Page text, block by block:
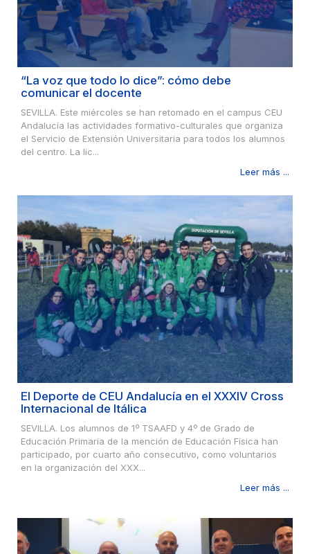
“La voz que todo lo dice”: cómo debe
comunicar el docente
SEVILLA. Este miércoles se han retomado en el campus CEU
Andalucía las actividades formativo-culturales que organiza
el Servicio de Extensión Universitaria para todos los alumnos
del centro. La lic...
Leer más ...
El Deporte de CEU Andalucía en el XXXIV Cross
Internacional de Itálica
SEVILLA. Los alumnos de 1º TSAAFD y 4º de Grado de
Educación Primaria de la mención de Educación Física han
participado, por cuarto año consecutivo, como voluntarios
en la organización del XXX...
Leer más ...